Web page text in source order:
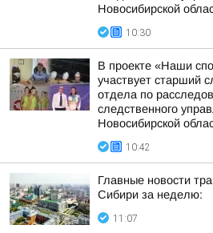
Новосибирской
10:30
В проекте «Наши
участвует старший
отдела по
следственного
Новосибирской
10:42
Главные новости
Сибири за неделю:
11:07